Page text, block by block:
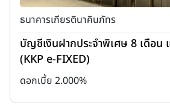
ธนาคารเกียรตินาคินภัทร
บัญชีเงินฝากประจำพิเศษ 8 เดือน
(KKP e-FIXED)
ดอกเบี้ย 2.000%